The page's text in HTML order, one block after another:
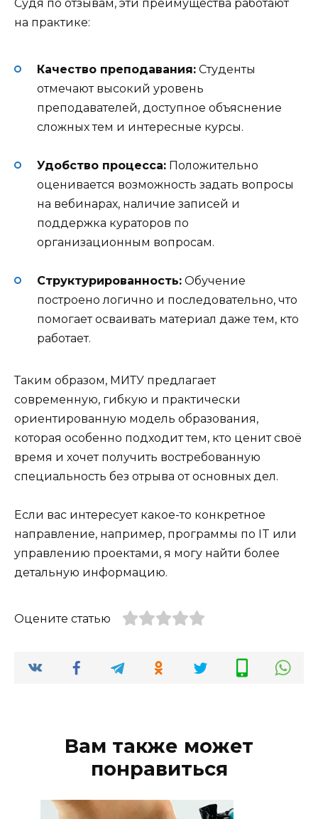
Судя по отзывам, эти преимущества работают
на практике:
Качество преподавания: Студенты
отмечают высокий уровень
преподавателей, доступное объяснение
сложных тем и интересные курсы.
Удобство процесса: Положительно
оценивается возможность задать вопросы
на вебинарах, наличие записей и
поддержка кураторов по
организационным вопросам.
Структурированность: Обучение
построено логично и последовательно, что
помогает осваивать материал даже тем, кто
работает.
Таким образом, МИТУ предлагает
современную, гибкую и практически
ориентированную модель образования,
которая особенно подходит тем, кто ценит своё
время и хочет получить востребованную
специальность без отрыва от основных дел.
Если вас интересует какое-то конкретное
направление, например, программы по IT или
управлению проектами, я могу найти более
детальную информацию.
Оцените статью
Вам также может
понравиться